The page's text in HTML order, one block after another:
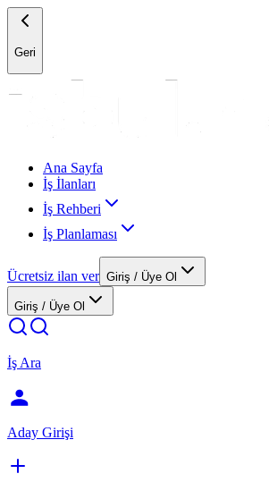
Geri
Ana Sayfa
İş İlanları
İş Rehberi
İş Planlaması
Ücretsiz ilan ver Giriş / Üye Ol
Giriş / Üye Ol
İş Ara
Aday Girişi